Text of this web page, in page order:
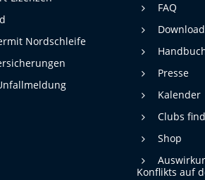
Nordschleife
FAQ
Presse
Kalender
Clubs
Shop
Konflikts auf